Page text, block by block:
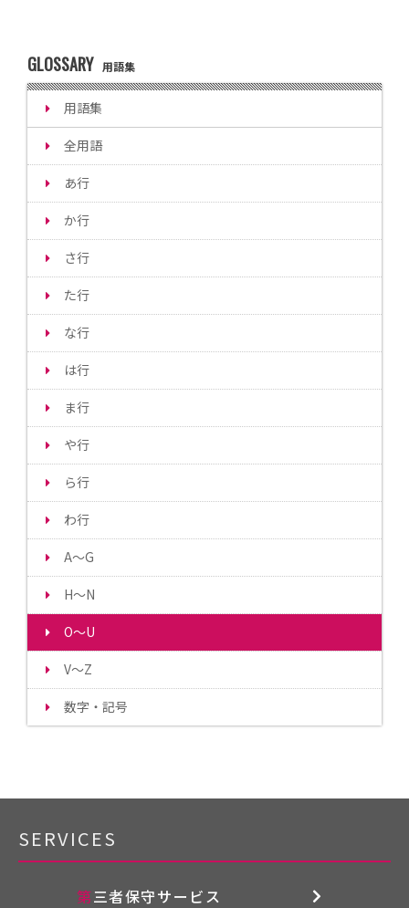
GLOSSARY 用語集
用語集
全用語
あ行
か行
さ行
た行
な行
は行
ま行
や行
ら行
わ行
A～G
H～N
O～U
V～Z
数字・記号
SERVICES
第三者保守サービス